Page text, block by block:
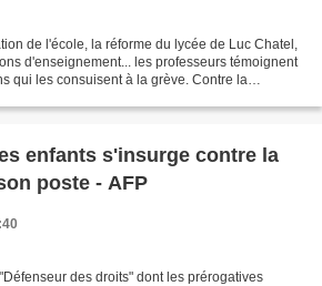
de l'école, la réforme du lycée de Luc Chatel,
d'enseignement... les professeurs témoignent
qui les consuisent à la grève. Contre la
enfants s'insurge contre la
poste - AFP
des droits" dont les prérogatives